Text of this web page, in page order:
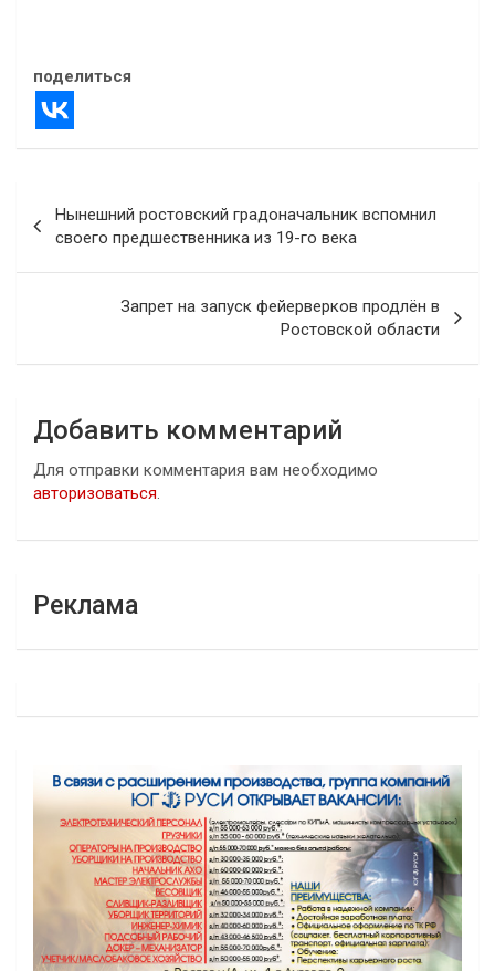
поделиться
по
записям
Нынешний ростовский градоначальник вспомнил
своего предшественника из 19-го века
Запрет на запуск фейерверков продлён в
Ростовской области
Добавить комментарий
Для отправки комментария вам необходимо
авторизоваться.
Реклама